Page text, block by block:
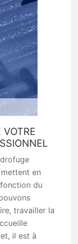
VOTRE
en
du
travailler la
il est à